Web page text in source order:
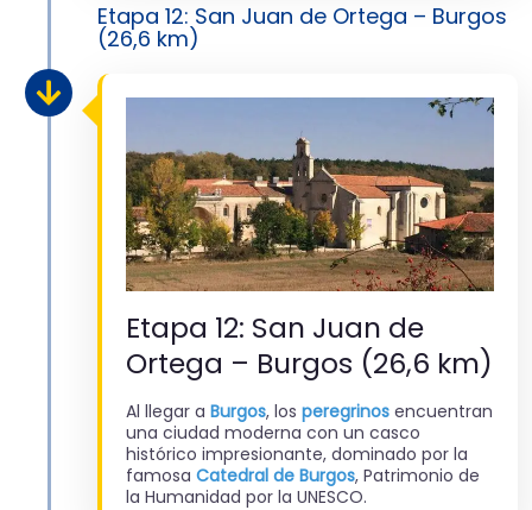
Etapa 12: San Juan de Ortega – Burgos
(26,6 km)
Etapa 12: San Juan de
Ortega – Burgos (26,6 km)
Al llegar a Burgos, los peregrinos encuentran
una ciudad moderna con un casco
histórico impresionante, dominado por la
famosa Catedral de Burgos, Patrimonio de
la Humanidad por la UNESCO.